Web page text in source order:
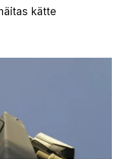
kätte